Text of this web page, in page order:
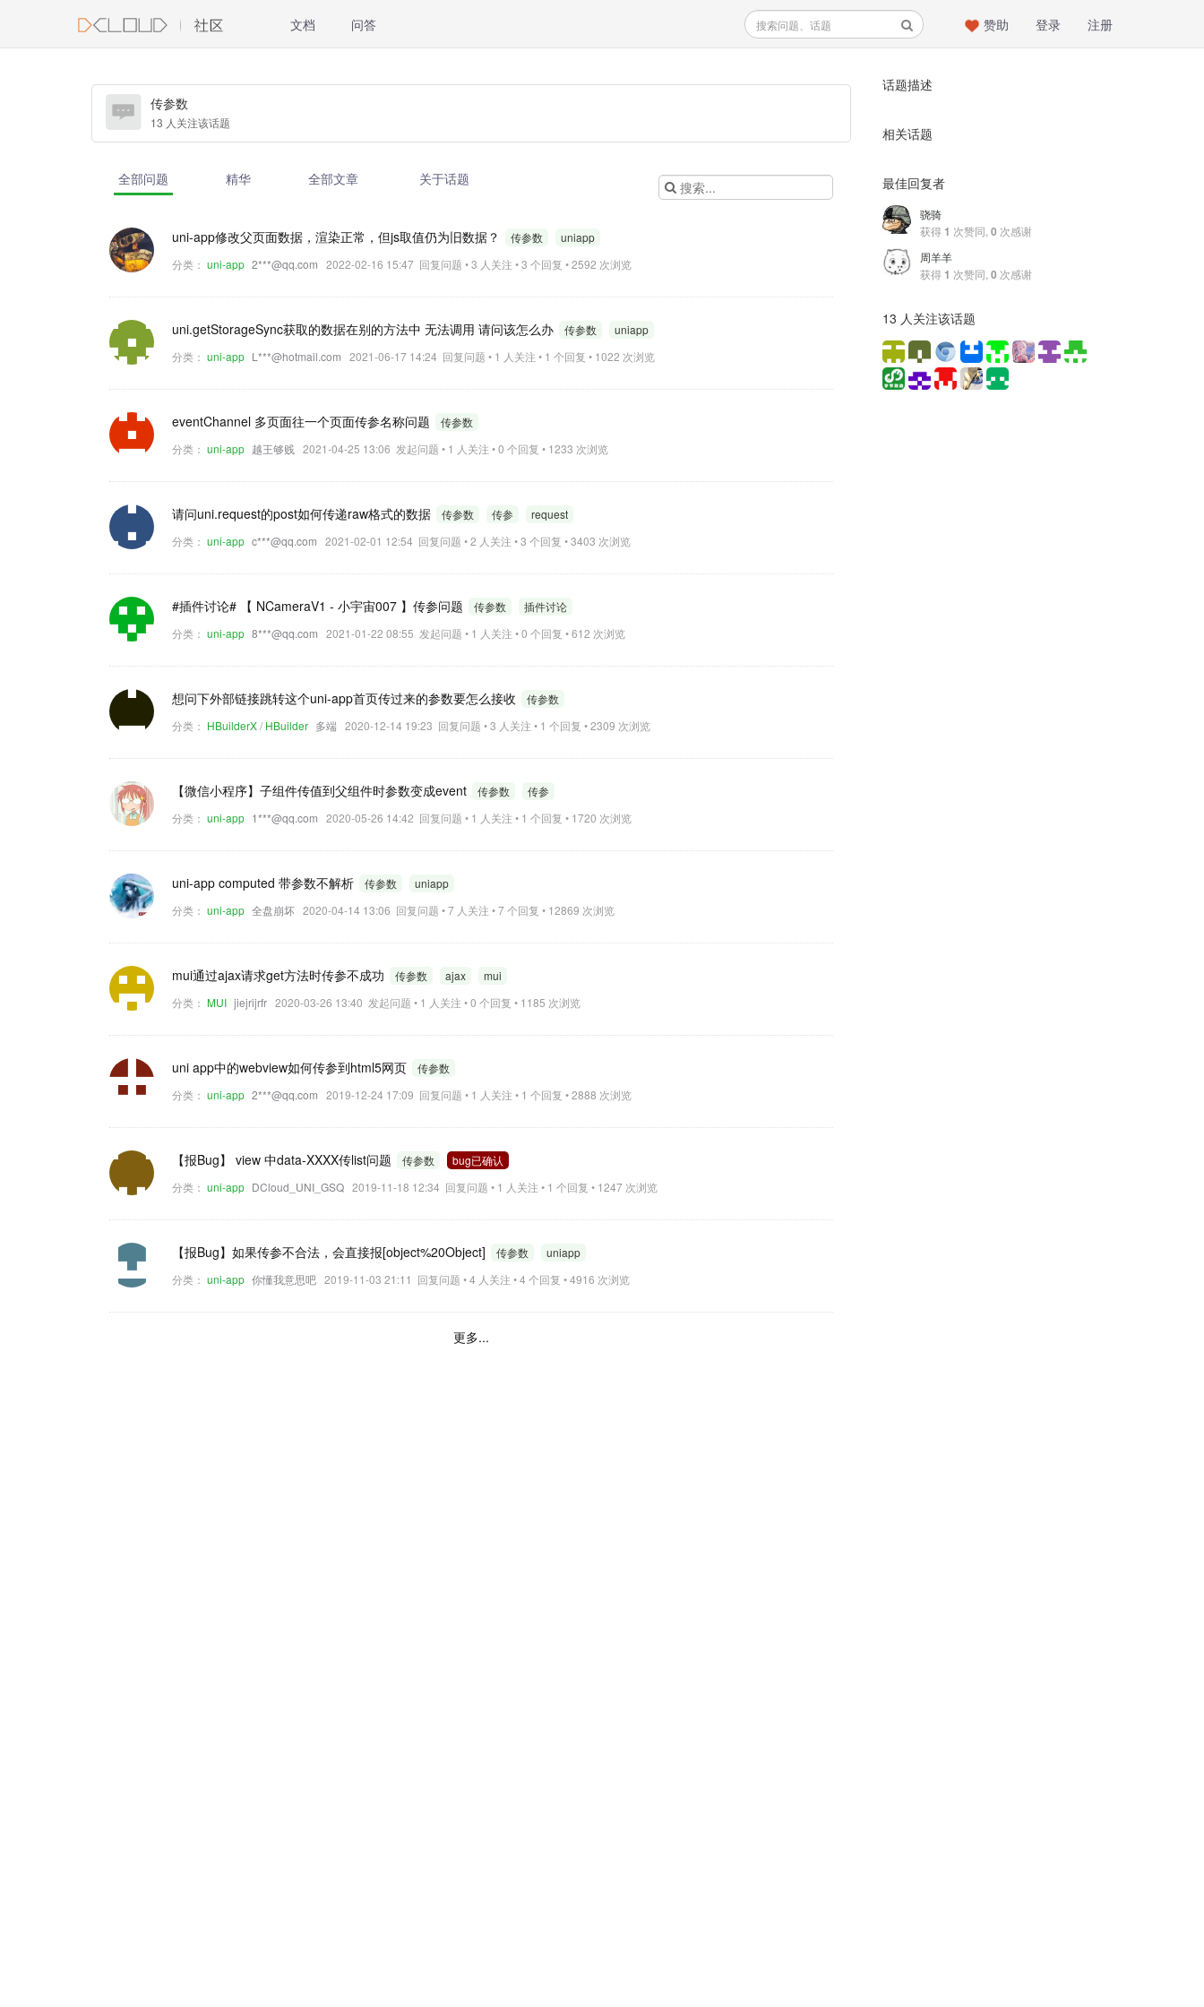
文档 问答 注册
登录
赞助
传参数
13 人关注该话题
全部问题 精华 全部文章 关于话题
uni-app修改父页面数据，渲染正常，但js取值仍为旧数据？ 传参数
uniapp
分类： uni-app 2***@qq.com 2022-02-16 15:47 回复问题 • 3 人关注 • 3 个回复 • 2592 次浏览
uni.getStorageSync获取的数据在别的方法中 无法调用 请问该怎么办 传参数
uniapp
分类： uni-app L***@hotmail.com 2021-06-17 14:24 回复问题 • 1 人关注 • 1 个回复 • 1022 次浏览
eventChannel 多页面往一个页面传参名称问题
传参数
分类： uni-app 越王够贱 2021-04-25 13:06 发起问题 • 1 人关注 • 0 个回复 • 1233 次浏览
请问uni.request的post如何传递raw格式的数据 传参数 传参
request
分类： uni-app c***@qq.com 2021-02-01 12:54 回复问题 • 2 人关注 • 3 个回复 • 3403 次浏览
#插件讨论# 【 NCameraV1 - 小宇宙007 】传参问题 传参数
插件讨论
分类： uni-app 8***@qq.com 2021-01-22 08:55 发起问题 • 1 人关注 • 0 个回复 • 612 次浏览
想问下外部链接跳转这个uni-app首页传过来的参数要怎么接收
传参数
分类： HBuilderX/ HBuilder 多端 2020-12-14 19:23 回复问题 • 3 人关注 • 1 个回复 • 2309 次浏览
【微信小程序】子组件传值到父组件时参数变成event 传参数
传参
分类： uni-app 1***@qq.com 2020-05-26 14:42 回复问题 • 1 人关注 • 1 个回复 • 1720 次浏览
uni-app computed 带参数不解析 传参数
uniapp
分类： uni-app 全盘崩坏 2020-04-14 13:06 回复问题 • 7 人关注 • 7 个回复 • 12869 次浏览
mui通过ajax请求get方法时传参不成功 传参数 ajax
mui
分类： MUI jiejrijrfr 2020-03-26 13:40 发起问题 • 1 人关注 • 0 个回复 • 1185 次浏览
uni app中的webview如何传参到html5网页
传参数
分类： uni-app 2***@qq.com 2019-12-24 17:09 回复问题 • 1 人关注 • 1 个回复 • 2888 次浏览
【报Bug】 view 中data-XXXX传list问题 传参数
bug已确认
分类： uni-app DCloud_UNI_GSQ 2019-11-18 12:34 回复问题 • 1 人关注 • 1 个回复 • 1247 次浏览
【报Bug】如果传参不合法，会直接报[object%20Object] 传参数
uniapp
分类： uni-app 你懂我意思吧 2019-11-03 21:11 回复问题 • 4 人关注 • 4 个回复 • 4916 次浏览
更多...
话题描述
相关话题
最佳回复者
骁骑
获得 1 次赞同, 0 次感谢
周羊羊
获得 1 次赞同, 0 次感谢
13 人关注该话题